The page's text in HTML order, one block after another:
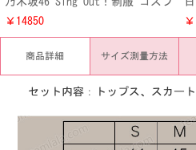
レ衣装 乃木坂 シングル 衣装 服
￥14850
商品詳細 サイズ測量方法
セット内容：トップス、スカー